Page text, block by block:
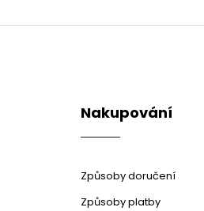
Nakupování
Způsoby doručení
Způsoby platby